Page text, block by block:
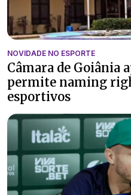
NOVIDADE NO ESPORTE
Câmara de Goiânia
permite naming
esportivos